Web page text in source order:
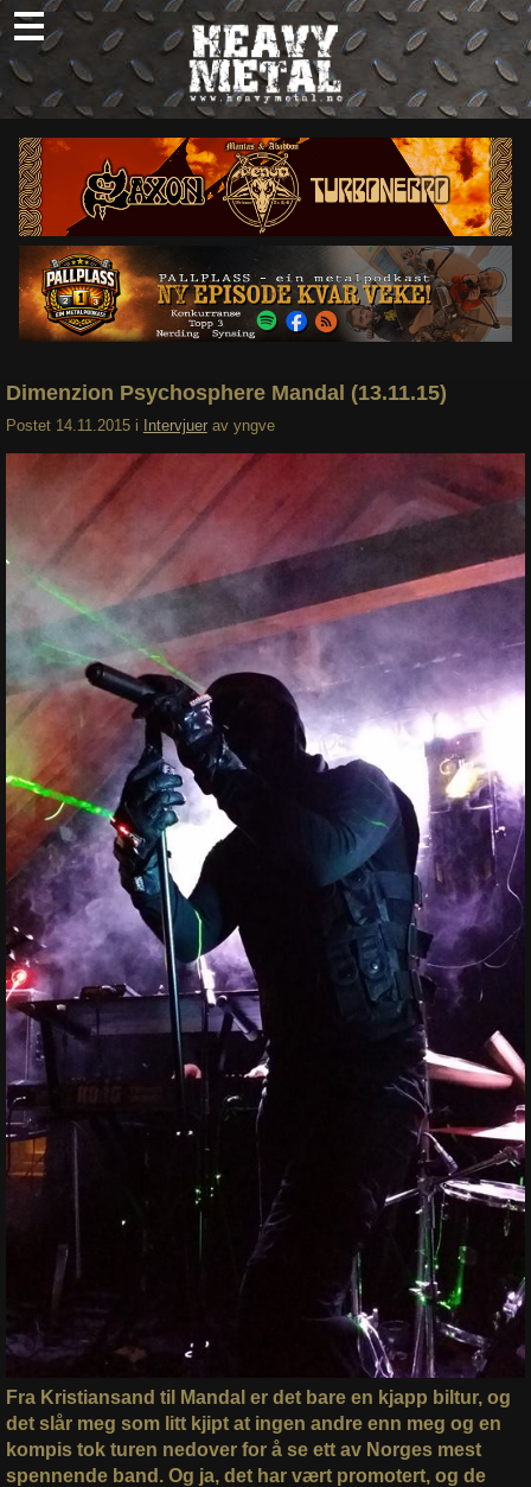
Skip
to
content
Nyheter
Omtaler
Intervjuer
Om oss
Abonner
Søk
Dimenzion Psychosphere Mandal (13.11.15)
Postet 14.11.2015 i Intervjuer av yngve
Fra Kristiansand til Mandal er det bare en kjapp biltur, og
det slår meg som litt kjipt at ingen andre enn meg og en
kompis tok turen nedover for å se ett av Norges mest
spennende band. Og ja, det har vært promotert, og de